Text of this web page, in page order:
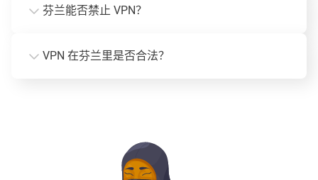
芬兰能否禁止 VPN？
VPN 在芬兰里是否合法？